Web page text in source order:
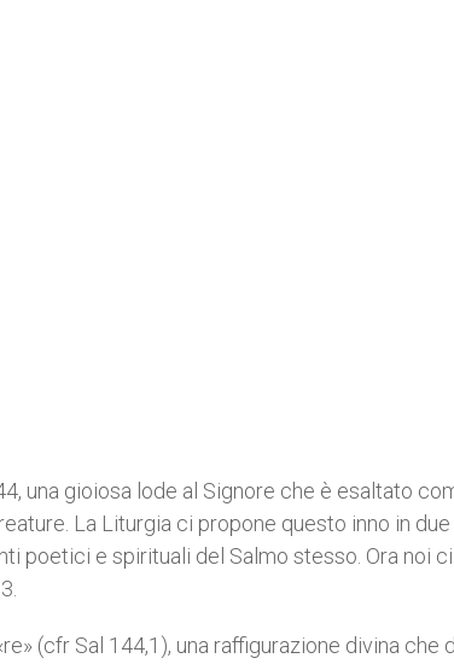
una gioiosa lode al Signore che è esaltato
La Liturgia ci propone questo inno in due
poetici e spirituali del Salmo stesso. Ora noi ci
(cfr Sal 144,1), una raffigurazione divina che